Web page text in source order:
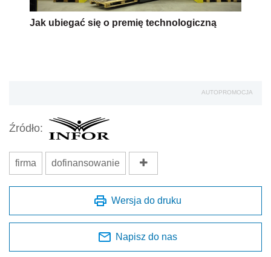
Jak ubiegać się o premię technologiczną
AUTOPROMOCJA
Źródło:
firma dofinansowanie
Wersja do druku
Napisz do nas